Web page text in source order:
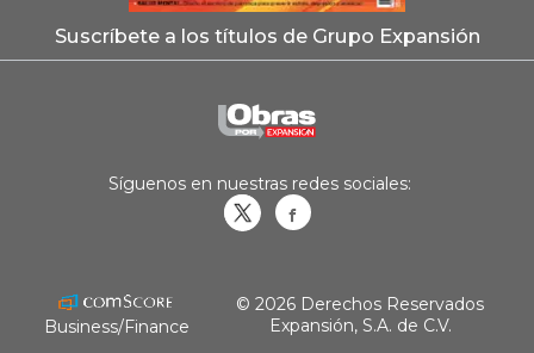
Suscríbete a los títulos de Grupo Expansión
Síguenos en nuestras redes sociales:
Business/Finance
© 2026 Derechos Reservados
Expansión, S.A. de C.V.